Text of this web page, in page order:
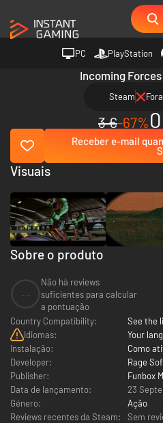
PC PlayStation
Incoming
Steam
3 €-67%
Receber e-mail
Sobre o produto
Não há reviews
suficientes para calcular
a pontuação
Country Compatibility:
See the
Idiomas:
Your
Instalação:
Como
Developer:
Rage
Publisher:
Funbox
Data de lançamento:
23
Género:
Ação
Reviews recentes da Steam:
Sem
Visuais